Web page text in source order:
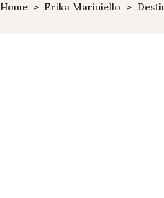
Home > Erika Mariniello >